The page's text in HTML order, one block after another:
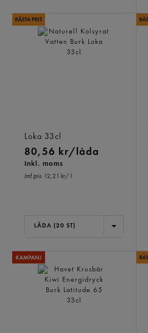
Loka 33cl
80,56 kr/låda
Inkl. moms
Jmf.pris 12,21 kr/ l
LÅDA (20 ST)